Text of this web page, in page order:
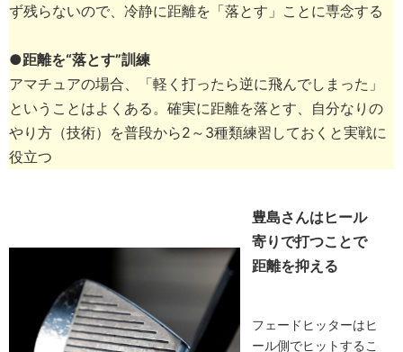
ず残らないので、冷静に距離を「落とす」ことに専念する
●距離を“落とす”訓練
アマチュアの場合、「軽く打ったら逆に飛んでしまった」
ということはよくある。確実に距離を落とす、自分なりの
やり方（技術）を普段から2～3種類練習しておくと実戦に
役立つ
豊島さんはヒール
寄りで打つことで
距離を抑える
フェードヒッターはヒ
ール側でヒットするこ